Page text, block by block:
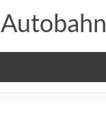
Autobahn